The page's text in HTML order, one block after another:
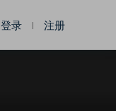
登录 注册